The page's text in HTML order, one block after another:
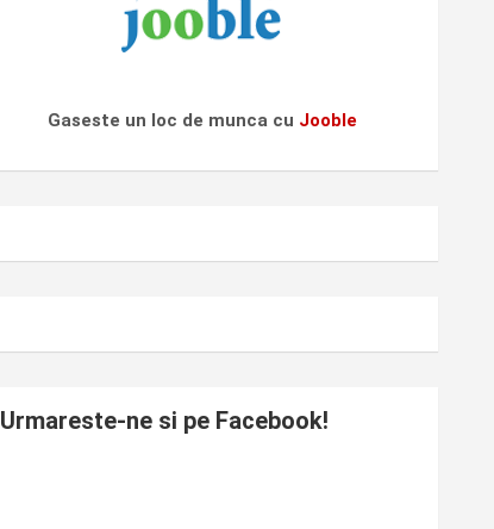
Gaseste un loc de munca cu Jooble
Urmareste-ne si pe Facebook!